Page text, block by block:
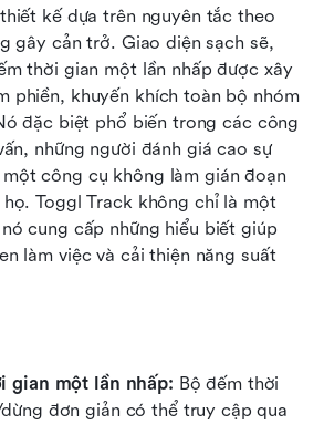
kế dựa trên nguyên tắc theo
gây cản trở. Giao diện sạch sẽ,
thời gian một lần nhấp được xây
phiền, khuyến khích toàn bộ nhóm
đặc biệt phổ biến trong các công
những người đánh giá cao sự
công cụ không làm gián đoạn
Toggl Track không chỉ là một
cung cấp những hiểu biết giúp
làm việc và cải thiện năng suất
gian một lần nhấp: Bộ đếm thời
đơn giản có thể truy cập qua